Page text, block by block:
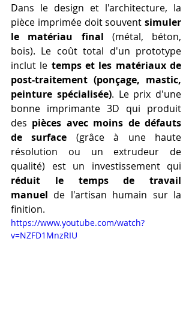
Dans le design et l'architecture, la
pièce imprimée doit souvent simuler
le matériau final (métal, béton,
bois). Le coût total d'un prototype
inclut le temps et les matériaux de
post-traitement (ponçage, mastic,
peinture spécialisée). Le prix d'une
bonne imprimante 3D qui produit
des pièces avec moins de défauts
de surface (grâce à une haute
résolution ou un extrudeur de
réduit le temps de travail
manuel de l'artisan humain sur la
finition.
https://www.youtube.com/watch?
v=NZFD1MnzRIU